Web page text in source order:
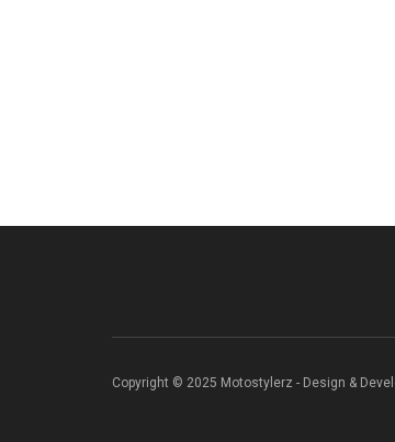
Copyright © 2025 Motostylerz - Design &